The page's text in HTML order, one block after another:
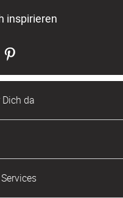
inspirieren
da
956 725 10